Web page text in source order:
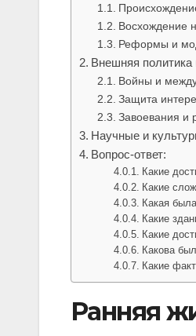
Восхождение
Реформы и
Внешняя
Войны и
Защита
Завоевания и
Научные и
Вопрос-ответ:
Какие
Какие
Какая
Какие
Какие
Какова
Какие
Ранняя